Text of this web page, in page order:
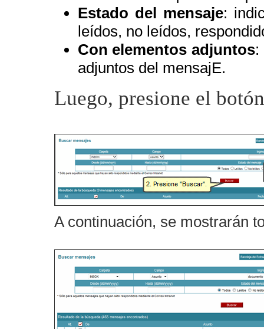
Estado del mensaje:
leídos, no leídos,
Con elementos adjuntos:
adjuntos del mensajE.
Luego, presione el
A continuación, se mostrarán